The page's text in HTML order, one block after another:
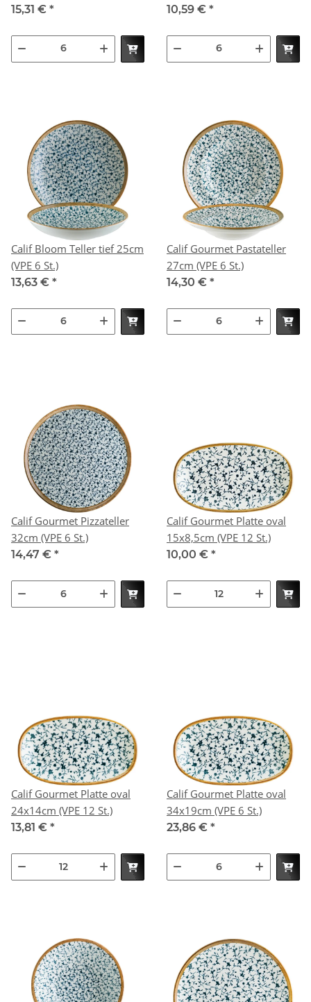
15,31 € * 10,59 € *
Calif Bloom Teller tief 25cm
(VPE 6 St.)
13,63 € *
Calif Gourmet Pastateller
27cm (VPE 6 St.)
14,30 € *
Calif Gourmet Pizzateller
32cm (VPE 6 St.)
14,47 € *
Calif Gourmet Platte oval
15x8,5cm (VPE 12 St.)
10,00 € *
Calif Gourmet Platte oval
24x14cm (VPE 12 St.)
13,81 € *
Calif Gourmet Platte oval
34x19cm (VPE 6 St.)
23,86 € *